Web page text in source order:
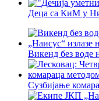
Деца са КиМ у
Викенд без воде
Сузбијање